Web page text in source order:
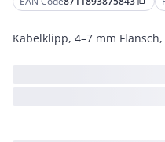
Kabelklipp, 4–7 mm